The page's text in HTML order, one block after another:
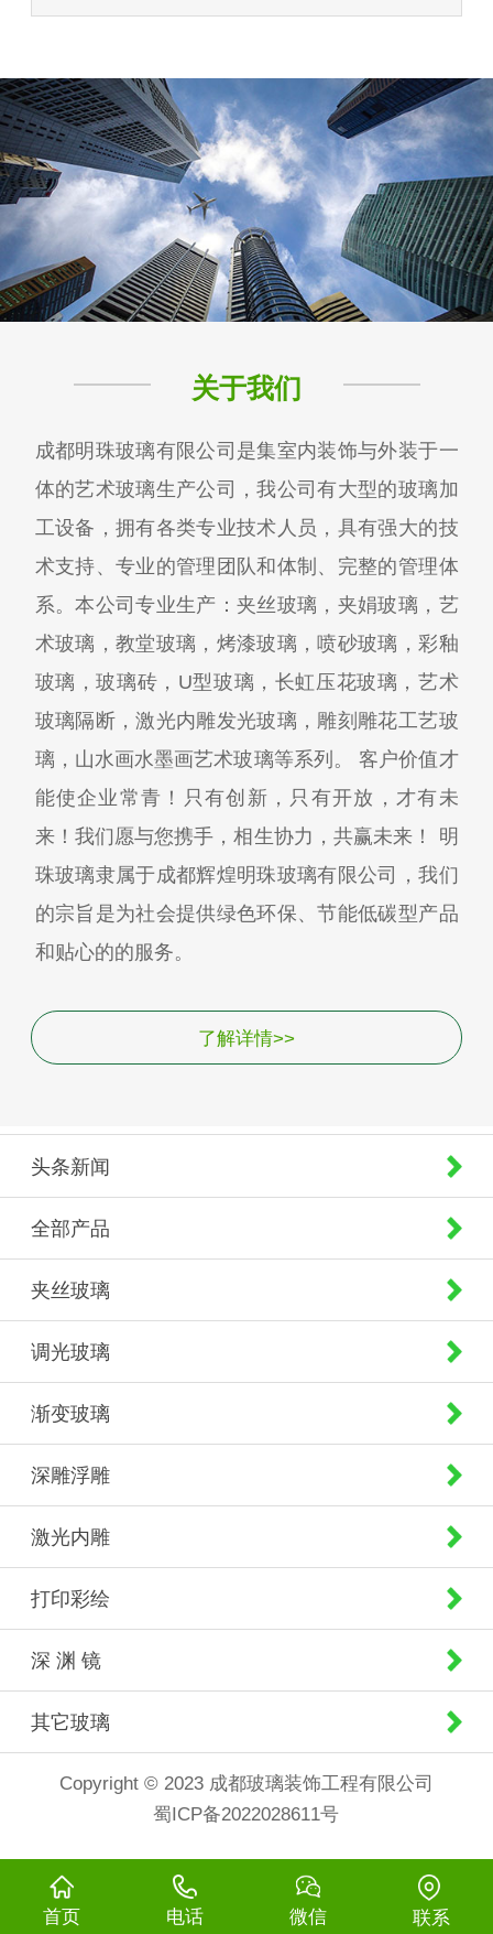
关于我们
成都明珠玻璃有限公司是集室内装饰与外装于一
体的艺术玻璃生产公司，我公司有大型的玻璃加
工设备，拥有各类专业技术人员，具有强大的技
术支持、专业的管理团队和体制、完整的管理体
系。本公司专业生产：夹丝玻璃，夹娟玻璃，艺
术玻璃，教堂玻璃，烤漆玻璃，喷砂玻璃，彩釉
玻璃，玻璃砖，U型玻璃，长虹压花玻璃，艺术
玻璃隔断，激光内雕发光玻璃，雕刻雕花工艺玻
璃，山水画水墨画艺术玻璃等系列。 客户价值才
能使企业常青！只有创新，只有开放，才有未
来！我们愿与您携手，相生协力，共赢未来！ 明
珠玻璃隶属于成都辉煌明珠玻璃有限公司，我们
的宗旨是为社会提供绿色环保、节能低碳型产品
和贴心的的服务。
了解详情>>
头条新闻
全部产品
夹丝玻璃
调光玻璃
渐变玻璃
深雕浮雕
激光内雕
打印彩绘
深 渊 镜
其它玻璃
Copyright © 2023 成都玻璃装饰工程有限公司
蜀ICP备2022028611号
首页 电话 微信 联系